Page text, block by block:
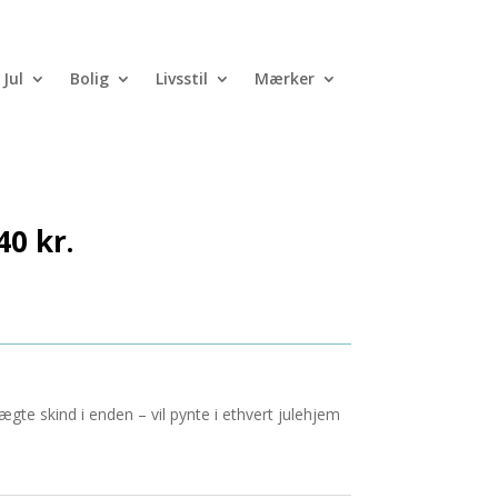
Jul Bolig Livsstil Mærker
kr..
kr.Den
aktuelle
299,40 kr..
skind i enden – vil pynte i ethvert julehjem